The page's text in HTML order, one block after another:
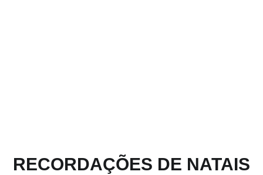
RECORDAÇÕES DE NATAIS